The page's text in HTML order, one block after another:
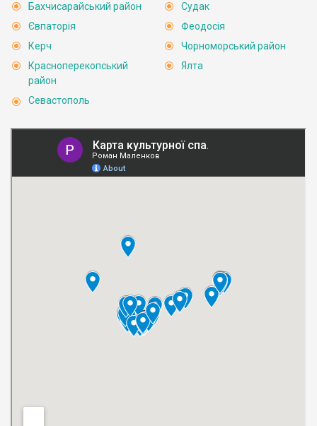
Бахчисарайський район
Євпаторія
Керч
Красноперекопський
район
Севастополь
Судак
Феодосія
Чорноморський район
Ялта